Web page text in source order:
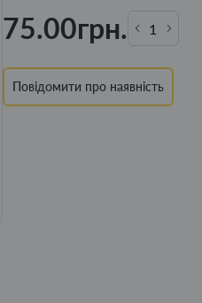
75.00грн.
Повідомити про наявність